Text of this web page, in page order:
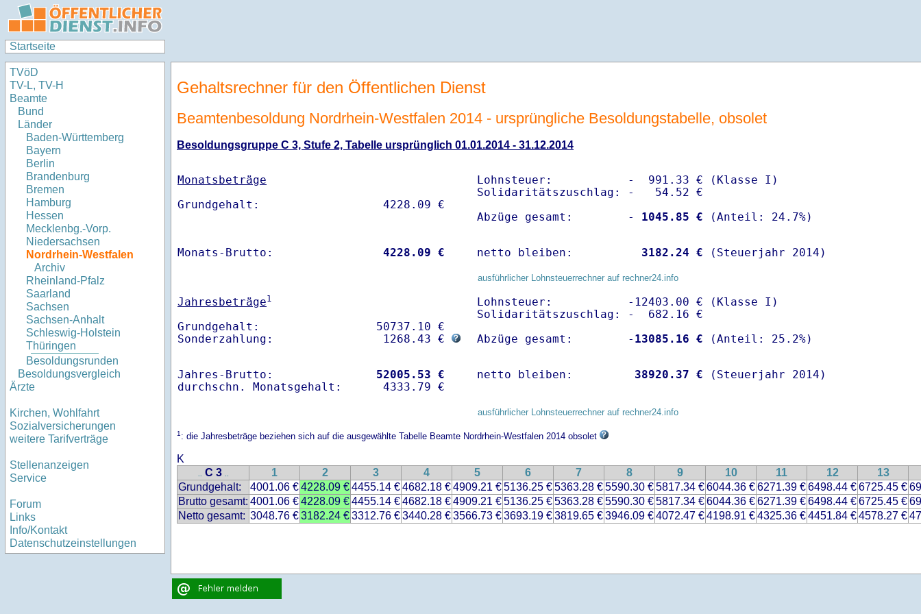
Startseite
TVöD
TV-L, TV-H
Beamte
Bund
Länder
Baden-Württemberg
Bayern
Berlin
Brandenburg
Bremen
Hamburg
Hessen
Mecklenbg.-Vorp.
Niedersachsen
Nordrhein-Westfalen
Archiv
Rheinland-Pfalz
Saarland
Sachsen
Sachsen-Anhalt
Schleswig-Holstein
Thüringen
Besoldungsrunden
Besoldungsvergleich
Ärzte
Kirchen, Wohlfahrt
Sozialversicherungen
weitere Tarifverträge
Stellenanzeigen
Service
Forum
Links
Info/Kontakt
Datenschutzeinstellungen
Gehaltsrechner für den Öffentlichen Dienst
Beamtenbesoldung Nordrhein-Westfalen 2014 - ursprüngliche Besoldungstabelle, obsolet
Besoldungsgruppe C 3, Stufe 2, Tabelle ursprünglich 01.01.2014 - 31.12.2014
Monatsbeträge
Lohnsteuer:           -  991.33 € (Klasse I)
Solidaritätszuschlag: -   54.52 €
Abzüge gesamt:        -
1045.85 €
Monats-Brutto: 4228.09 € netto bleiben: 3182.24 € (Steuerjahr 2014)
ausführlicher Lohnsteuerrechner auf rechner24.info
Jahresbeträge1
Grundgehalt:                 50737.10 €
Sonderzahlung:                1268.43 €
Lohnsteuer:           -12403.00 € (Klasse I)
Solidaritätszuschlag: -  682.16 €
Abzüge gesamt:        - 13085.16 €
Jahres-Brutto: 52005.53 €
netto bleiben: 38920.37 € (Steuerjahr 2014)
ausführlicher Lohnsteuerrechner auf rechner24.info
1: die Jahresbeträge beziehen sich auf die ausgewählte Tabelle Beamte Nordrhein-Westfalen 2014 obsolet
K
.. C 3 .. 1 2 3 4 5 6 7 8 9 10 11 12
13
Grundgehalt:
4001.06 €4228.09 €4455.14 €4682.18 €4909.21 €5136.25 €5363.28 €5590.30 €5817.34 €6044.36 €6271.39 €6498.44 €6725.45 €
Brutto gesamt: 4001.06 €4228.09 €4455.14 €4682.18 €4909.21 €5136.25 €5363.28 €5590.30 €5817.34 €6044.36 €6271.39 €6498.44 €6725.45 €
Netto gesamt: 3048.76 €3182.24 €3312.76 €3440.28 €3566.73 €3693.19 €3819.65 €3946.09 €4072.47 €4198.91 €4325.36 €4451.84 €4578.27 €